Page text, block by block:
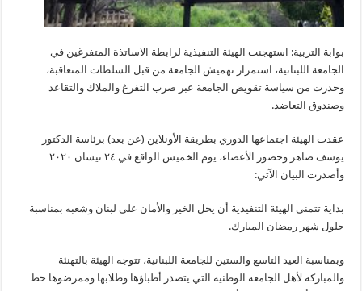
بوابة التربية: استهجنت الهيئة التنفيذية لرابطة الاساتذة المتفرغين في
الجامعة اللبنانية، استمرار تهميش الجامعة من قبل السلطات المتعاقبة،
وحذرت من سياسة تقويض الجامعة عبر ضرب التفرغ والملاك والتقاعد
وصندوق التعاضد.
عقدت الهيئة اجتماعها الدوري بطريقة الأونلاين (عن بعد) برئاسة الدكتور
يوسف ضاهر وحضور الأعضاء، يوم الخميس الواقع في ٢٤ نيسان ٢٠٢٠
وأصدرت البيان الآتي:
بداية تتمنى الهيئة التنفيذية أن يحل الخير والأمان على لبنان وشعبه بمناسبة
حلول شهر رمضان المبارك.
وبمناسبة العيد التاسع والستين للجامعة اللبنانية، تتوجه الهيئة بالتهنئة
والمباركة لأهل الجامعة الوطنية التي يتصدر أطباؤها وطلابها وممرضوها خط